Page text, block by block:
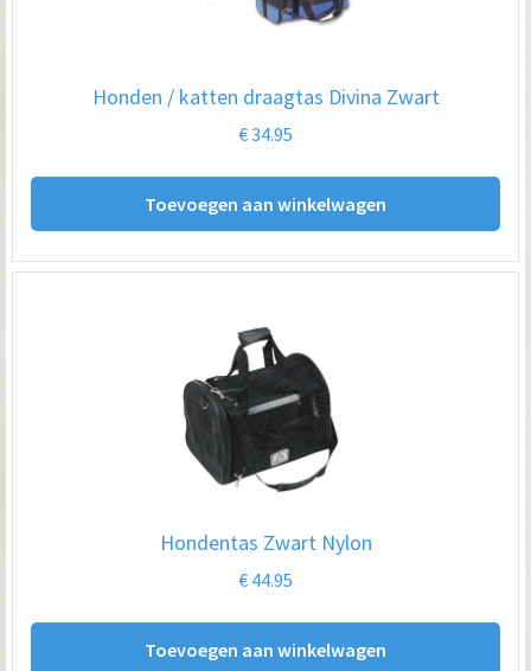
Honden / katten draagtas Divina Zwart
€34.95
Toevoegen aan winkelwagen
Hondentas Zwart Nylon
€ 44.95
Toevoegen aan winkelwagen